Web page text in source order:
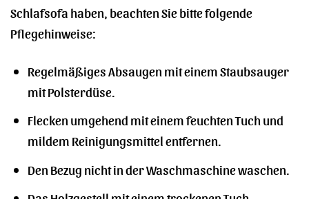
Schlafsofa haben, beachten Sie bitte folgende
Pflegehinweise:
Regelmäßiges Absaugen mit einem Staubsauger
mit Polsterdüse.
Flecken umgehend mit einem feuchten Tuch und
mildem Reinigungsmittel entfernen.
Den Bezug nicht in der Waschmaschine waschen.